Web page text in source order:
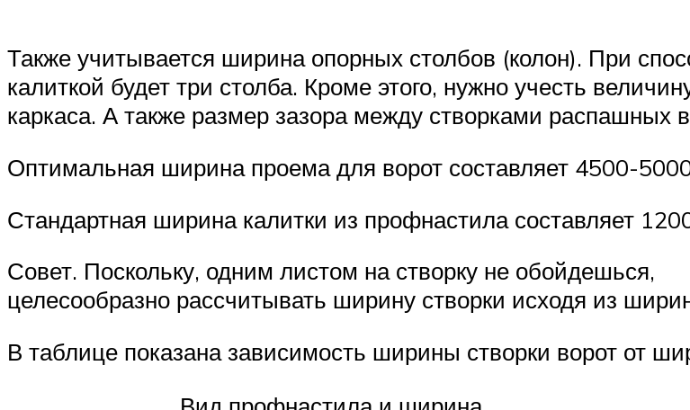
Также учитывается ширина опорных столбов (колон). При
калиткой будет три столба. Кроме этого, нужно учесть
каркаса. А также размер зазора между створками распашных
Оптимальная ширина проема для ворот составляет 4500-
Стандартная ширина калитки из профнастила составляет
Совет. Поскольку, одним листом на створку не обойдешься,
целесообразно рассчитывать ширину створки исходя из
В таблице показана зависимость ширины створки ворот от